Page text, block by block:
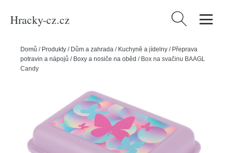
Hracky-cz.cz Vyhledávání
Domů / Produkty / Dům a zahrada / Kuchyně a jídelny / Přeprava
potravin a nápojů / Boxy a nosiče na oběd / Box na svačinu BAAGL
Candy